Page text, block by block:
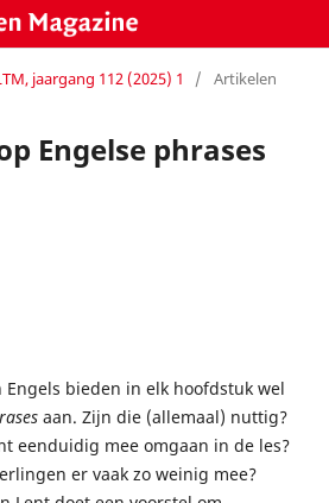
jaargang 112 (2025) 1 / Artikelen
Engelse phrases
Engels bieden in elk hoofdstuk wel
aan. Zijn die (allemaal) nuttig?
eenduidig mee omgaan in de les?
er vaak zo weinig mee?